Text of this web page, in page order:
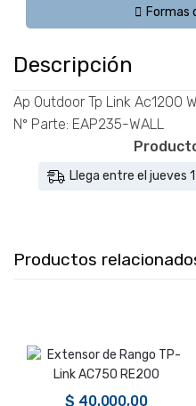
Plate
Formas
Descripción
Ap Outdoor Tp Link Ac1200
Nº Parte: EAP235-WALL
Llega entre el jueves
Productos
$ 40.000,00